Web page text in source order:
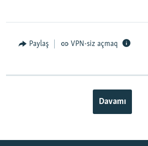
Paylaş VPN-siz açmaq
Davamı